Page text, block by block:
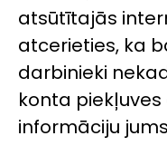
atsūtītajās
atcerieties, ka
darbinieki
konta
informāciju